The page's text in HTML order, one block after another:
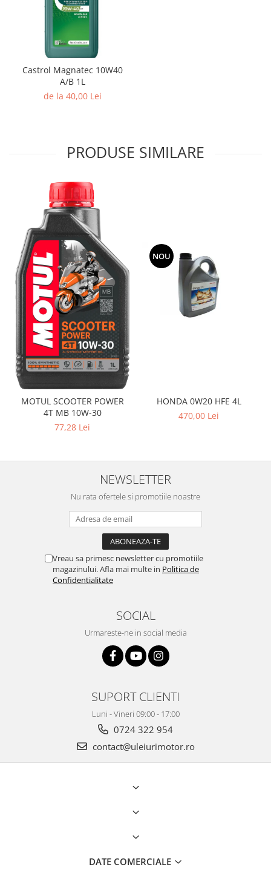
Castrol Magnatec 10W40
A/B 1L
de la 40,00 Lei
PRODUSE SIMILARE
MOTUL SCOOTER POWER
4T MB 10W-30
77,28 Lei
NOU
HONDA 0W20 HFE 4L
470,00 Lei
NEWSLETTER
Nu rata ofertele si promotiile noastre
Vreau sa primesc newsletter cu promotiile
magazinului. Afla mai multe in Politica de
Confidentialitate
SOCIAL
Urmareste-ne in social media
SUPORT CLIENTI
Luni - Vineri 09:00 - 17:00
0724 322 954
contact@uleiurimotor.ro
DATE COMERCIALE